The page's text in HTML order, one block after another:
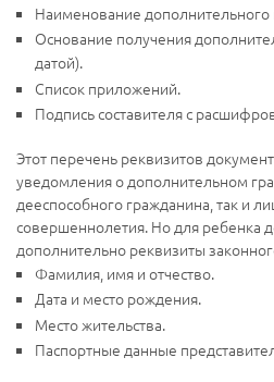
Наименование дополнительного
Основание получения
датой).
Список приложений.
Подпись составителя с
Этот перечень реквизитов
уведомления о дополнительном
дееспособного гражданина, так и
совершеннолетия. Но для ребенка
дополнительно реквизиты
Фамилия, имя и отчество.
Дата и место рождения.
Место жительства.
Паспортные данные